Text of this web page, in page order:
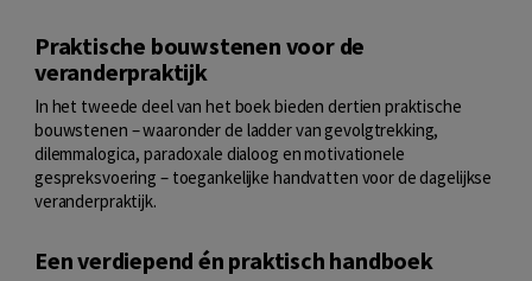
Praktische bouwstenen voor de
veranderpraktijk
In het tweede deel van het boek bieden dertien praktische
bouwstenen – waaronder de ladder van gevolgtrekking,
dilemmalogica, paradoxale dialoog en motivationele
gespreksvoering – toegankelijke handvatten voor de dagelijkse
veranderpraktijk.
Een verdiepend én praktisch handboek